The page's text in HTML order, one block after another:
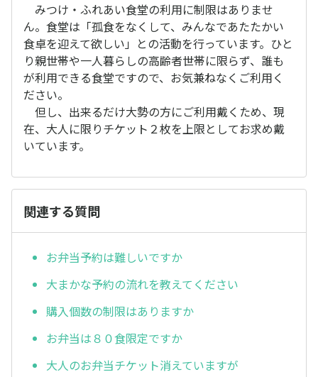
みつけ・ふれあい食堂の利用に制限はありませ
ん。食堂は「孤食をなくして、みんなであたたかい
食卓を迎えて欲しい」との活動を行っています。ひと
り親世帯や一人暮らしの高齢者世帯に限らず、誰も
が利用できる食堂ですので、お気兼ねなくご利用く
ださい。
但し、出来るだけ大勢の方にご利用戴くため、現
在、大人に限りチケット２枚を上限としてお求め戴
いています。
関連する質問
お弁当予約は難しいですか
大まかな予約の流れを教えてください
購入個数の制限はありますか
お弁当は８０食限定ですか
大人のお弁当チケット消えていますが